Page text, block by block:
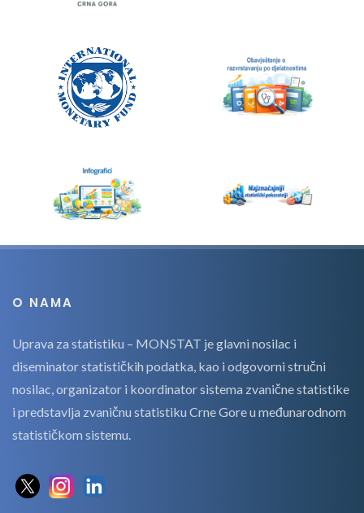
O NAMA
Uprava za statistiku – MONSTAT je glavni nosilac i
diseminator statističkih podatka, kao i odgovorni stručni
nosilac, organizator i koordinator sistema zvanične statistike
i predstavlja zvaničnu statistiku Crne Gore u međunarodnom
statističkom sistemu.